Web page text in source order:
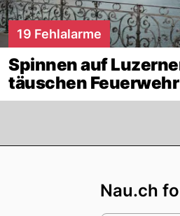
19 Fehlalarme
Spinnen auf
täuschen Feuerwehr
Nau.ch